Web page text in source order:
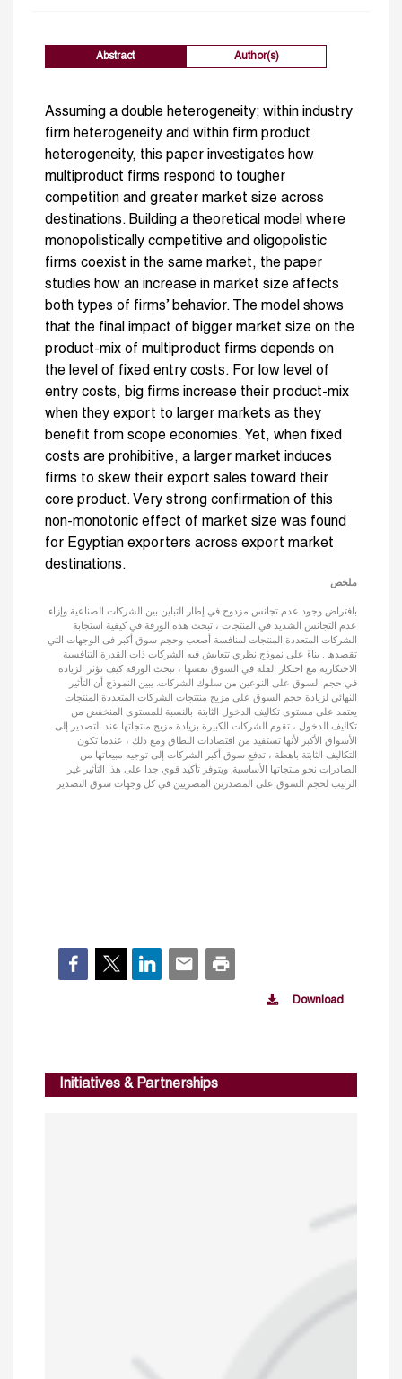
Abstract Author(s)
Assuming a double heterogeneity; within industry
firm heterogeneity and within firm product
heterogeneity, this paper investigates how
multiproduct firms respond to tougher
competition and greater market size across
destinations. Building a theoretical model where
monopolistically competitive and oligopolistic
firms coexist in the same market, the paper
studies how an increase in market size affects
both types of firms’ behavior. The model shows
that the final impact of bigger market size on the
product-mix of multiproduct firms depends on
the level of fixed entry costs. For low level of
entry costs, big firms increase their product-mix
when they export to larger markets as they
benefit from scope economies. Yet, when fixed
costs are prohibitive, a larger market induces
firms to skew their export sales toward their
core product. Very strong confirmation of this
non-monotonic effect of market size was found
for Egyptian exporters across export market
destinations.
ملخص
بافتراض وجود عدم تجانس مزدوج في إطار التباين بين الشركات الصناعية وإزاء
عدم التجانس الشديد في المنتجات ، تبحث هذه الورقة في كيفية استجابة
الشركات المتعددة المنتجات لمنافسة أصعب وحجم سوق أكبر فى الوجهات التي
تقصدها . بناءً على نموذج نظري تتعايش فيه الشركات ذات القدرة التنافسية
الاحتكارية مع احتكار القلة في السوق نفسها ، تبحث الورقة كيف تؤثر الزيادة
في حجم السوق على النوعين من سلوك الشركات. يبين النموذج أن التأثير
النهائي لزيادة حجم السوق على مزيج منتتجات الشركات المتعددة المنتجات
يعتمد على مستوى تكاليف الدخول الثابتة. بالنسبة للمستوى المنخفض من
تكاليف الدخول ، تقوم الشركات الكبيرة بزيادة مزيج منتجاتها عند التصدير إلى
الأسواق الأكبر لأنها تستفيد من اقتصادات النطاق ومع ذلك ، عندما تكون
التكاليف الثابتة باهظة ، تدفع سوق أكبر الشركات إلى توجيه مبيعاتها من
الصادرات نحو منتجاتها الأساسية. ويتوفر تأكيد قوي جدا على هذا التأثير غير
الرتيب لحجم السوق على المصدرين المصريين في كل وجهات سوق التصدير
Download
Initiatives & Partnerships